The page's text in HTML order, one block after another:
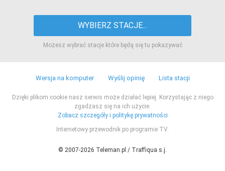
WYBIERZ STACJE...
Możesz wybrać stacje które będą się tu pokazywać
Wersja na komputer Wyślij opinię Lista stacji
Dzięki plikom cookie nasz serwis może działać lepiej. Korzystając z niego
zgadzasz się na ich użycie.
Zobacz szczegóły i politykę prywatności
Internetowy przewodnik po programie TV.
© 2007-2026 Teleman.pl / Traffiqua s.j.